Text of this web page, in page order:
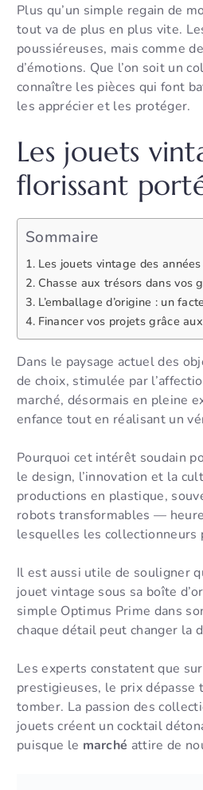
Plus qu’un simple regain de
tout va de plus en plus vite.
poussiéreuses, mais comme
d’émotions. Que l’on soit un
connaître les pièces qui font
les apprécier et les protéger.
Les jouets
florissant
Sommaire
Les jouets vintage des
Chasse aux trésors dans vos
L’emballage d’origine : un
Financer vos projets grâce
Dans le paysage actuel des
de choix, stimulée par
marché, désormais en pleine
enfance tout en réalisant un
Pourquoi cet intérêt soudain
le design, l’innovation et la
productions en plastique,
robots transformables —
lesquelles les collectionneurs
Il est aussi utile de souligner
jouet vintage sous sa boîte
simple Optimus Prime dans
chaque détail peut changer la
Les experts constatent que
prestigieuses, le prix dépasse
tomber. La passion des
jouets créent un cocktail
puisque le marché attire de